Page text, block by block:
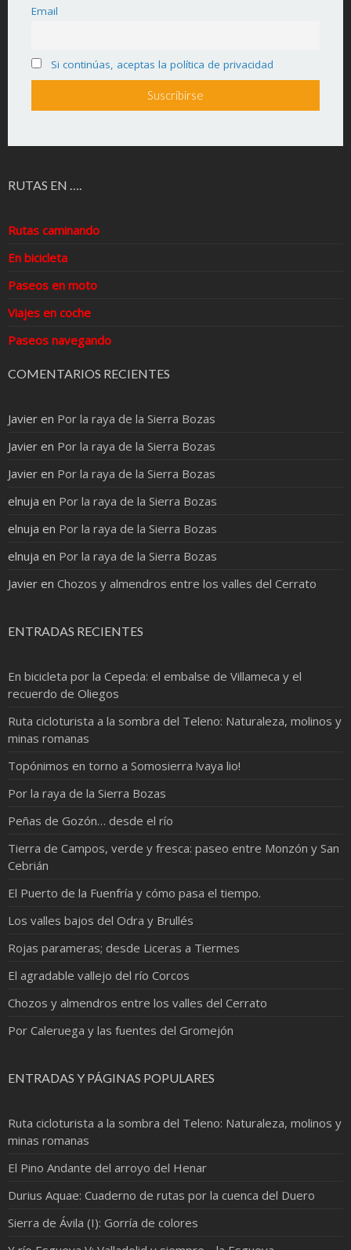
Email
Si continúas, aceptas la política de privacidad
RUTAS EN ….
Rutas caminando
En bicicleta
Paseos en moto
Viajes en coche
Paseos navegando
COMENTARIOS RECIENTES
Javier en Por la raya de la Sierra Bozas
Javier en Por la raya de la Sierra Bozas
Javier en Por la raya de la Sierra Bozas
elnuja en Por la raya de la Sierra Bozas
elnuja en Por la raya de la Sierra Bozas
elnuja en Por la raya de la Sierra Bozas
Javier en Chozos y almendros entre los valles del Cerrato
ENTRADAS RECIENTES
En bicicleta por la Cepeda: el embalse de Villameca y el
recuerdo de Oliegos
Ruta cicloturista a la sombra del Teleno: Naturaleza, molinos y
minas romanas
Topónimos en torno a Somosierra !vaya lio!
Por la raya de la Sierra Bozas
Peñas de Gozón… desde el río
Tierra de Campos, verde y fresca: paseo entre Monzón y San
Cebrián
El Puerto de la Fuenfría y cómo pasa el tiempo.
Los valles bajos del Odra y Brullés
Rojas parameras; desde Liceras a Tiermes
El agradable vallejo del río Corcos
Chozos y almendros entre los valles del Cerrato
Por Caleruega y las fuentes del Gromejón
ENTRADAS Y PÁGINAS POPULARES
Ruta cicloturista a la sombra del Teleno: Naturaleza, molinos y
minas romanas
El Pino Andante del arroyo del Henar
Durius Aquae: Cuaderno de rutas por la cuenca del Duero
Sierra de Ávila (I): Gorría de colores